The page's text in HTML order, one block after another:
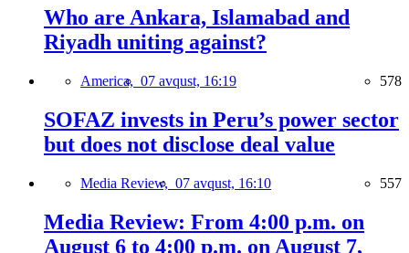
Who are Ankara, Islamabad and
Riyadh uniting against?
America, 07 avqust, 16:19 578
SOFAZ invests in Peru’s power sector
but does not disclose deal value
Media Review, 07 avqust, 16:10 557
Media Review: From 4:00 p.m. on
August 6 to 4:00 p.m. on August 7,